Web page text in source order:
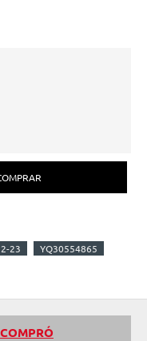
23
YQ30554865